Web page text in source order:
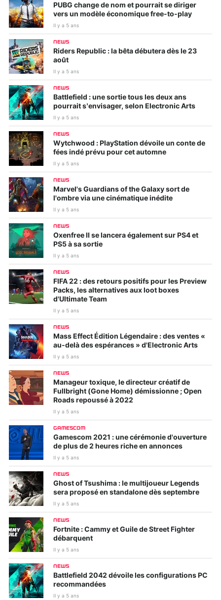
PUBG change de nom et pourrait se diriger
vers un modèle économique free-to-play
Il y a 5 ans
NEWS
Riders Republic : la bêta débutera dès le 23
août
Il y a 5 ans
NEWS
Battlefield : une sortie tous les deux ans
pourrait s’envisager, selon Electronic Arts
Il y a 5 ans
NEWS
Wytchwood : PlayStation dévoile un conte de
fées indé prévu pour cet automne
Il y a 5 ans
NEWS
Marvel's Guardians of the Galaxy sort de
l'ombre via une cinématique inédite
Il y a 5 ans
NEWS
Oxenfree II se lancera également sur PS4 et
PS5 à sa sortie
Il y a 5 ans
NEWS
FIFA 22 : des retours positifs pour les Preview
Packs, les alternatives aux loot boxes
d'Ultimate Team
Il y a 5 ans
NEWS
Mass Effect Édition Légendaire : des ventes «
au-delà des espérances » d'Electronic Arts
Il y a 5 ans
NEWS
Manageur toxique, le directeur créatif de
Fullbright (Gone Home) démissionne ; Open
Roads repoussé à 2022
Il y a 5 ans
GAMESCOM
Gamescom 2021 : une cérémonie d'ouverture
de plus de 2 heures riche en annonces
Il y a 5 ans
NEWS
Ghost of Tsushima : le multijoueur Legends
sera proposé en standalone dès septembre
Il y a 5 ans
NEWS
Fortnite : Cammy et Guile de Street Fighter
débarquent
Il y a 5 ans
NEWS
Battlefield 2042 dévoile les configurations PC
recommandées
Il y a 5 ans